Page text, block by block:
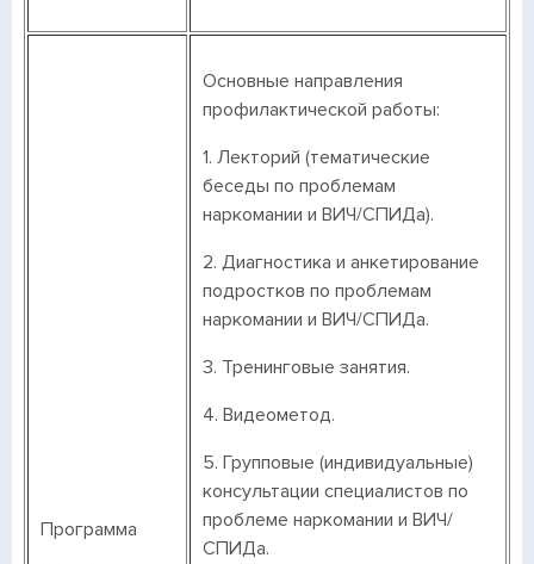
Программа
Основные направления
профилактической работы:
1. Лекторий (тематические
беседы по проблемам
наркомании и ВИЧ/СПИДа).
2. Диагностика и анкетирование
подростков по проблемам
наркомании и ВИЧ/СПИДа.
3. Тренинговые занятия.
4. Видеометод.
5. Групповые (индивидуальные)
консультации специалистов по
проблеме наркомании и ВИЧ/
СПИДа.